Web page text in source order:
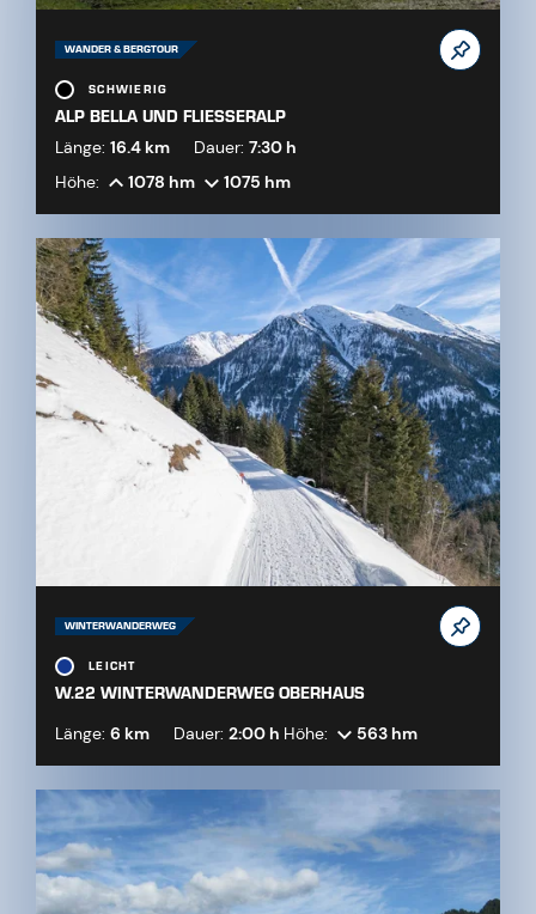
WANDER & BERGTOUR
SCHWIERIG
ALP BELLA UND FLIESSERALP
Länge: 16.4 km Dauer: 7:30 h
Höhe:
1078 hm 1075 hm
WINTERWANDERWEG
LEICHT
W.22 WINTERWANDERWEG OBERHAUS
Länge: 6 km Dauer: 2:00 h Höhe: 563 hm